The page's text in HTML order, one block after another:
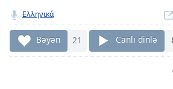
live,
currently
behind
LIVE
Remaining
Ελληνικά
Bəyən 21 Canlı dinlə